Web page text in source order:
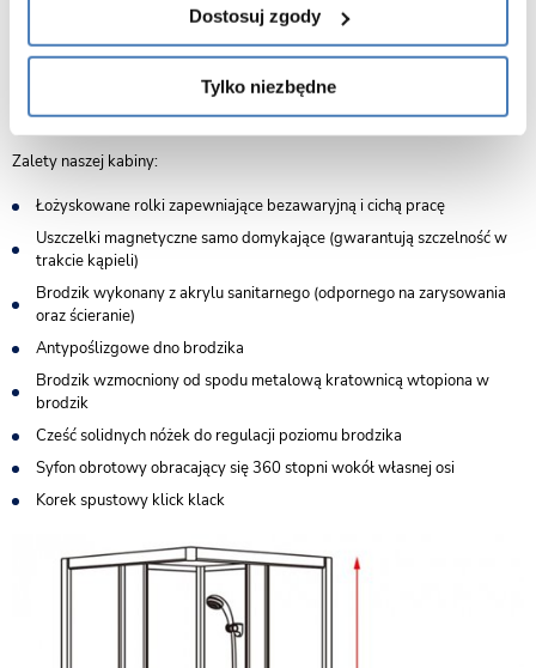
Dostosuj zgody
Tylko niezbędne
odpływ wody (syfon w komplecie)
komplet uszczelek
klamki do otwierania drzwi
gwarancja 2 lata
Zalety naszej kabiny:
Łożyskowane rolki zapewniające bezawaryjną i cichą pracę
Uszczelki magnetyczne samo domykające (gwarantują szczelność w
trakcie kąpieli)
Brodzik wykonany z akrylu sanitarnego (odpornego na zarysowania
oraz ścieranie)
Antypoślizgowe dno brodzika
Brodzik wzmocniony od spodu metalową kratownicą wtopiona w
brodzik
Cześć solidnych nóżek do regulacji poziomu brodzika
Syfon obrotowy obracający się 360 stopni wokół własnej osi
Korek spustowy klick klack